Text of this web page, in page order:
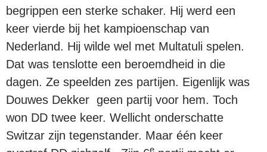
begrippen een sterke schaker. Hij werd een
keer vierde bij het kampioenschap van
Nederland. Hij wilde wel met Multatuli spelen.
Dat was tenslotte een beroemdheid in die
dagen. Ze speelden zes partijen. Eigenlijk was
Douwes Dekker geen partij voor hem. Toch
won DD twee keer. Wellicht onderschatte
Switzar zijn tegenstander. Maar één keer
e